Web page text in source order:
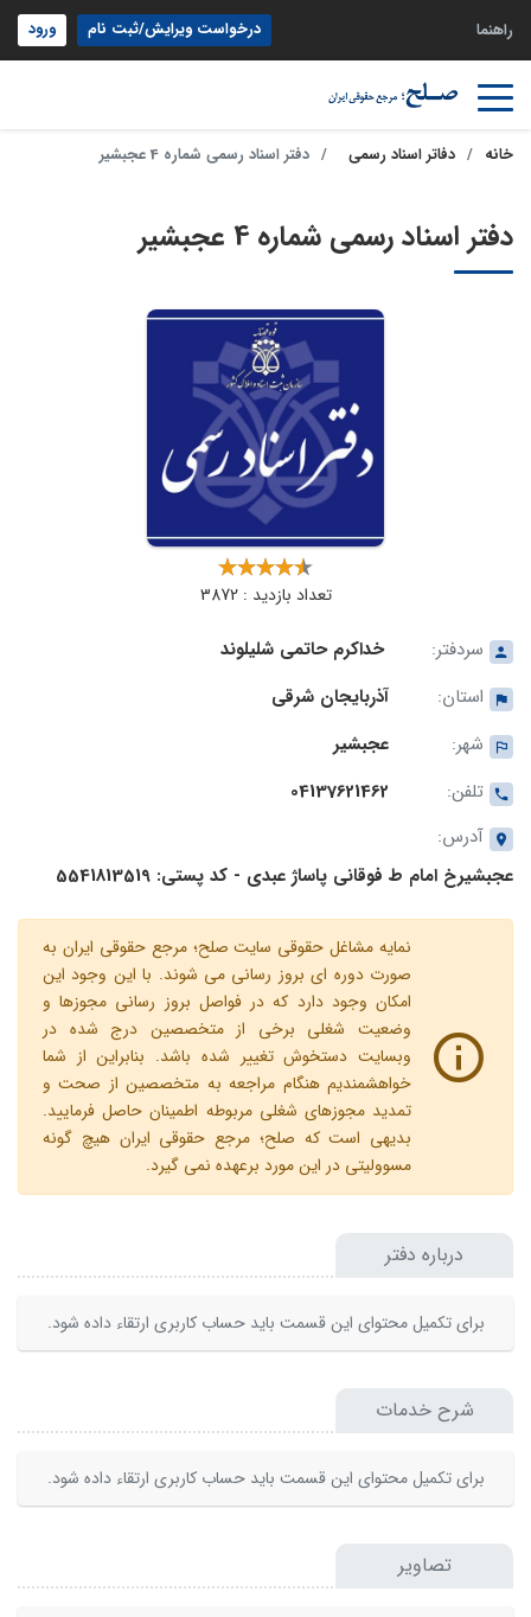
راهنما درخواست ویرایش/ثبت نام ورود
خانه دفاتر اسناد رسمی دفتر اسناد رسمی شماره 4 عجبشیر
دفتر اسناد رسمی شماره 4 عجبشیر
تعداد بازدید : 3872
سردفتر:
خداکرم حاتمی شلیلوند
استان:
آذربایجان شرقی
شهر:
عجبشیر
تلفن:
04137621462
آدرس:
عجبشیرخ امام ط فوقانی پاساژ عبدی - کد پستی: 5541813519
نمایه مشاغل حقوقی سایت صلح؛ مرجع حقوقی ایران به
صورت دوره ای بروز رسانی می شوند. با این وجود این
امکان وجود دارد که در فواصل بروز رسانی مجوزها و
وضعیت شغلی برخی از متخصصین درج شده در
وبسایت دستخوش تغییر شده باشد. بنابراین از شما
خواهشمندیم هنگام مراجعه به متخصصین از صحت و
تمدید مجوزهای شغلی مربوطه اطمینان حاصل فرمایید.
بدیهی است که صلح؛ مرجع حقوقی ایران هیچ گونه
مسوولیتی در این مورد برعهده نمی گیرد.
درباره دفتر
برای تکمیل محتوای این قسمت باید حساب کاربری ارتقاء داده شود.
شرح خدمات
برای تکمیل محتوای این قسمت باید حساب کاربری ارتقاء داده شود.
تصاویر